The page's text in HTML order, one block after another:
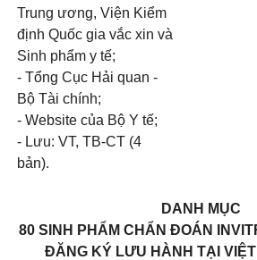
Trung ương, Viện Kiểm
định Quốc gia vắc xin và
Sinh phẩm y tế;
- Tổng Cục Hải quan -
Bộ Tài chính;
- Website của Bộ Y tế;
- Lưu: VT, TB-CT (4
bản).
DANH MỤC
80 SINH PHẨM CHẨN ĐOÁN
ĐĂNG KÝ LƯU HÀNH TẠI